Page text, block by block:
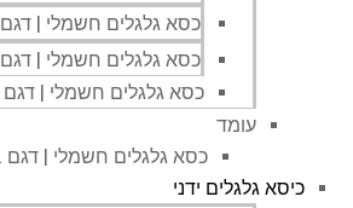
כסא גלגלים חשמלי | דגם D10D | חברת JBH
כסא גלגלים חשמלי | דגם D12C | חברת JBH
כסא גלגלים חשמלי | דגם D09C | חברת JBH
עומד
כסא גלגלים חשמלי | דגם Z01 | חברת JBH
כיסא גלגלים ידני